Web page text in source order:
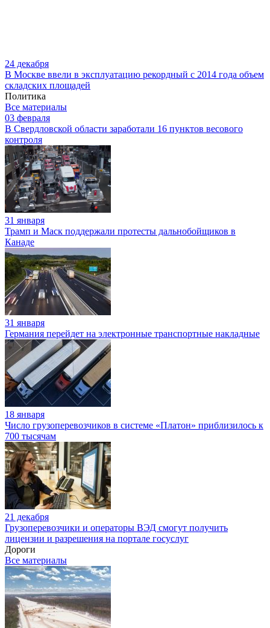
24 декабря
В Москве ввели в эксплуатацию рекордный с 2014 года объем
складских площадей
Политика
Все материалы
03 февраля
В Свердловской области заработали 16 пунктов весового
контроля
31 января
Трамп и Маск поддержали протесты дальнобойщиков в
Канаде
31 января
Германия перейдет на электронные транспортные накладные
18 января
Число грузоперевозчиков в системе «Платон» приблизилось к
700 тысячам
21 декабря
Грузоперевозчики и операторы ВЭД смогут получить
лицензии и разрешения на портале госуслуг
Дороги
Все материалы